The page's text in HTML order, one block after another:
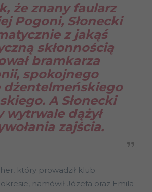
że znany faularz
Pogoni, Słonecki
z jakąś
skłonnością
bramkarza
spokojnego
dżentelmeńskiego
A Słonecki
wytrwale dążył
zajścia.
który prowadził klub
namówił Józefa oraz Emila